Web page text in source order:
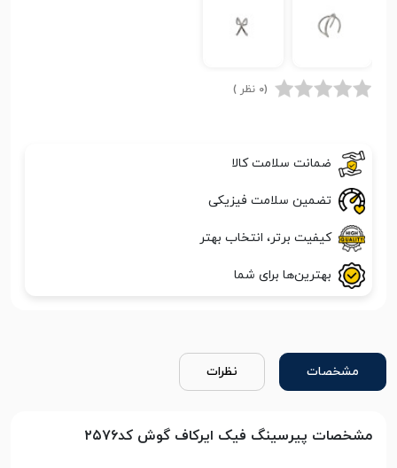
(0 نظر )
ضمانت سلامت کالا
تضمین سلامت فیزیکی
کیفیت برتر، انتخاب بهتر
بهترین‌ها برای شما
مشخصات نظرات
مشخصات پیرسینگ فیک ایرکاف گوش کد۲۵۷۶